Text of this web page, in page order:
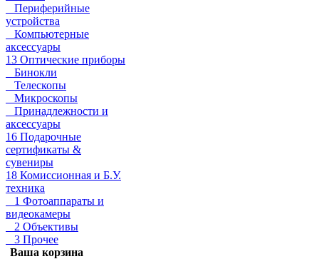
Периферийные
устройства
Компьютерные
аксессуары
13 Оптические приборы
Бинокли
Телескопы
Микроскопы
Принадлежности и
аксессуары
16 Подарочные
сертификаты &
сувениры
18 Комиссионная и Б.У.
техника
1 Фотоаппараты и
видеокамеры
2 Объективы
3 Прочее
Ваша корзина